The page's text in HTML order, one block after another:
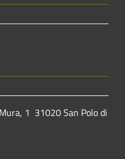
1 31020 San Polo di